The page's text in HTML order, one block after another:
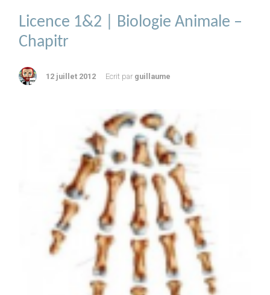
Licence 1&2 | Biologie Animale –
Chapitr
12 juillet 2012 Ecrit par guillaume